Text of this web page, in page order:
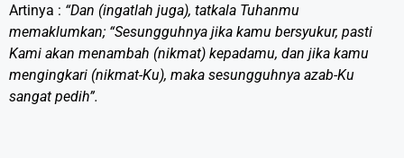
Artinya : “Dan (ingatlah juga), tatkala Tuhanmu
memaklumkan; “Sesungguhnya jika kamu bersyukur, pasti
Kami akan menambah (nikmat) kepadamu, dan jika kamu
mengingkari (nikmat-Ku), maka sesungguhnya azab-Ku
sangat pedih”.